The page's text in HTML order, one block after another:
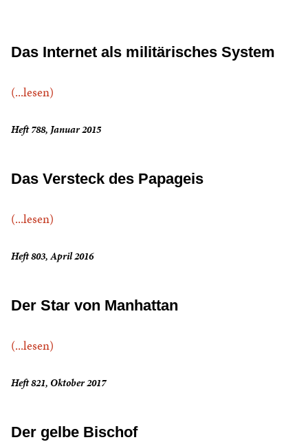
Das Internet als militärisches System
(...lesen)
Heft 788, Januar 2015
Das Versteck des Papageis
(...lesen)
Heft 803, April 2016
Der Star von Manhattan
(...lesen)
Heft 821, Oktober 2017
Der gelbe Bischof